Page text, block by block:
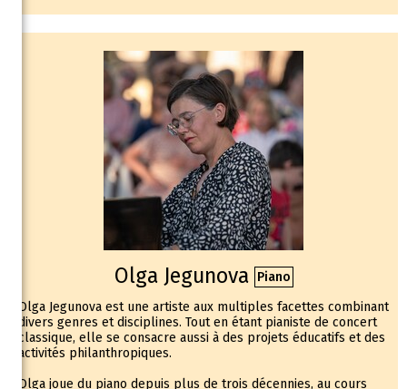
Moutte : Un joyau romantique à Saint-Tropez" chez Flammarion.
Il est également adjoint au maire d'Angers chargé de la culture
et du patrimoine.
Olga Jegunova Piano
Olga Jegunova est une artiste aux multiples facettes combinant
divers genres et disciplines. Tout en étant pianiste de concert
classique, elle se consacre aussi à des projets éducatifs et des
activités philanthropiques.
Olga joue du piano depuis plus de trois décennies, au cours